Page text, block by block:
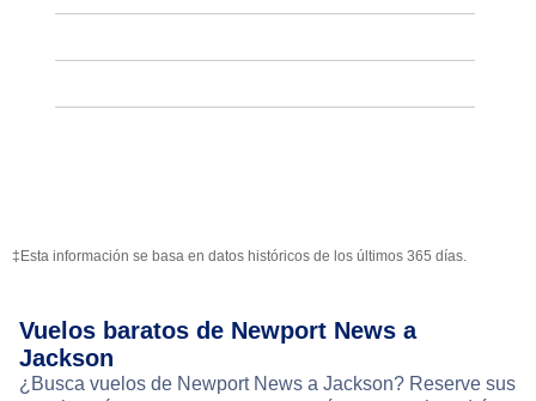
‡Esta información se basa en datos históricos de los últimos 365 días.
Vuelos baratos de Newport News a
Jackson
¿Busca vuelos de Newport News a Jackson? Reserve sus